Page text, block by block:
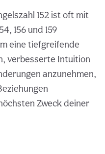
152 ist oft mit
156 und 159
eine tiefgreifende
verbesserte Intuition
anzunehmen,
Zweck deiner